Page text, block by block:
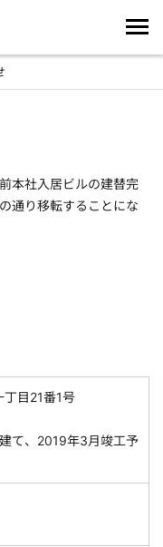
本社入居ビルの建替完
通り移転することにな
丁目21番1号
て、2019年3月竣工予